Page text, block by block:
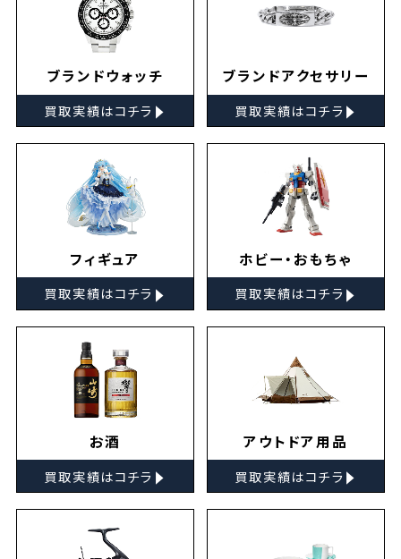
ブランドウォッチ
買取実績はコチラ ▸
ブランドアクセサリー
買取実績はコチラ ▸
フィギュア
買取実績はコチラ ▸
ホビー・おもちゃ
買取実績はコチラ ▸
お酒
買取実績はコチラ ▸
アウトドア用品
買取実績はコチラ ▸